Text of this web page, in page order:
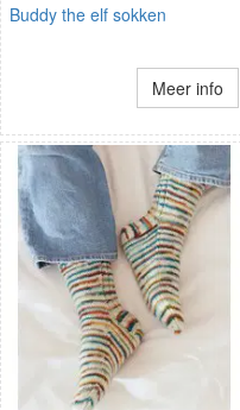
Buddy the elf sokken
Meer info